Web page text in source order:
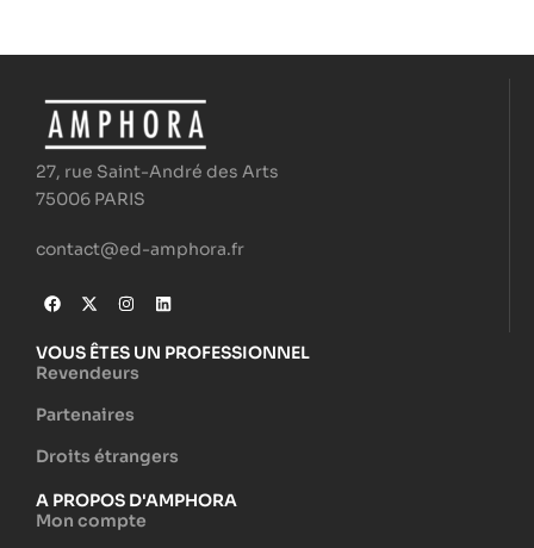
27, rue Saint-André des Arts
75006 PARIS
contact@ed-amphora.fr
VOUS ÊTES UN PROFESSIONNEL
Revendeurs
Partenaires
Droits étrangers
A PROPOS D'AMPHORA
Mon compte